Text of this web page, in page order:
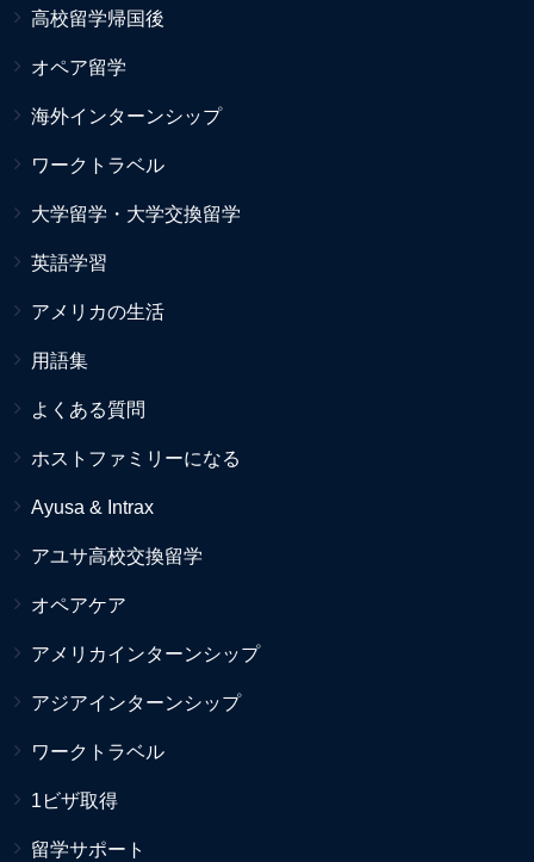
高校留学帰国後
オペア留学
海外インターンシップ
ワークトラベル
大学留学・大学交換留学
英語学習
アメリカの生活
用語集
よくある質問
ホストファミリーになる
Ayusa & Intrax
アユサ高校交換留学
オペアケア
アメリカインターンシップ
アジアインターンシップ
ワークトラベル
1ビザ取得
留学サポート